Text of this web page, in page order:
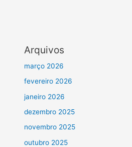
Arquivos
março 2026
fevereiro 2026
janeiro 2026
dezembro 2025
novembro 2025
outubro 2025